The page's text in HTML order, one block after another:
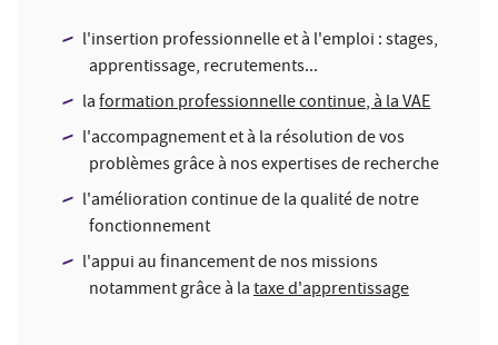
l'insertion professionnelle et à l'emploi : stages,
apprentissage, recrutements...
laformation professionnelle continue, à la VAE
l'accompagnement et à la résolution de vos
problèmes grâce à nos expertises de recherche
l'amélioration continue de la qualité de notre
fonctionnement
l'appui au financement de nos missions
notamment grâce à lataxe d'apprentissage